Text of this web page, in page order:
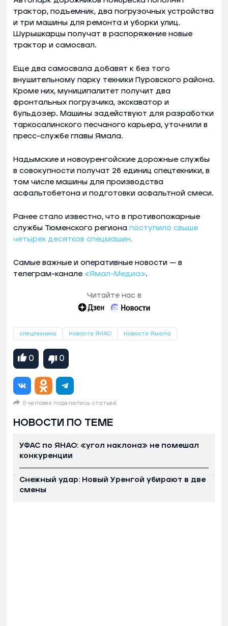
трактор, подъемник, два погрузочных устройства
и три машины для ремонта и уборки улиц.
Шурышкарцы получат в распоряжение новые
трактор и самосвал.
Еще два самосвала добавят к без того
внушительному парку техники Пуровского района.
Кроме них, муниципалитет получит два
фронтальных погрузчика, экскаватор и
бульдозер. Машины задействуют для разработки
таркосалинского песчаного карьера, уточнили в
пресс-службе главы Ямала.
Надымские и новоуренгойские дорожные службы
в совокупности получат 26 единиц спецтехники, в
том числе машины для производства
асфальтобетона и подготовки асфальтной смеси.
Ранее стало известно, что в противопожарные
службы Тюменского региона поступило свыше
четырех десятков спецмашин.
Самые важные и оперативные новости — в
телеграм-канале «Ямал-Медиа».
Читайте нас в
спецтехника Новости ЯНАО Новости Ямала
0 0
0 человек поделились статьей
НОВОСТИ ПО ТЕМЕ
УФАС по ЯНАО: «угол наклона» не помешал
конкуренции
Снежный удар: Новый Уренгой убирают в две
смены